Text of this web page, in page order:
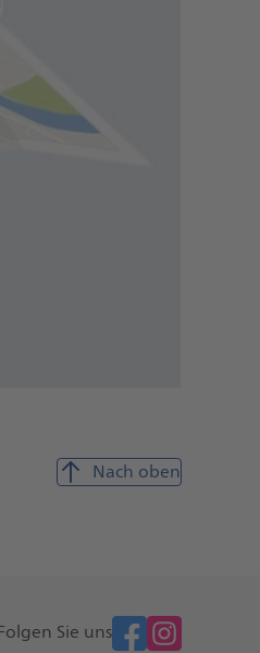
Nach oben
Sie uns facebook